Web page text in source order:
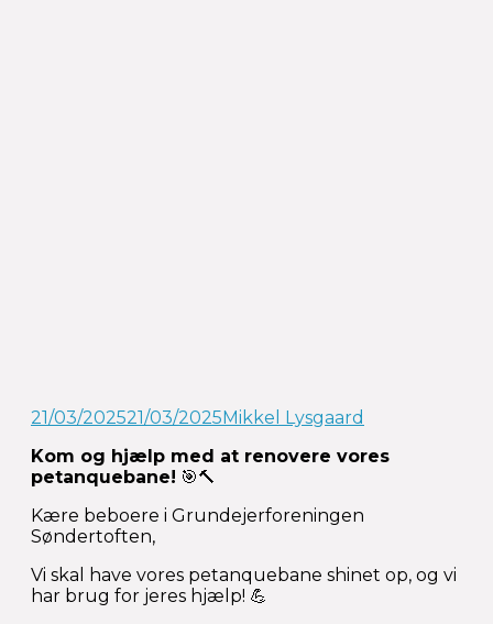
21/03/202521/03/2025 Mikkel Lysgaard
Kom og hjælp med at renovere vores
petanquebane! 🎯🔨
Kære beboere i Grundejerforeningen
Søndertoften,
Vi skal have vores petanquebane shinet op, og vi
har brug for jeres hjælp! 💪